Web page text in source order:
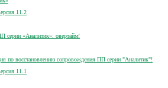
11.2
серии «Аналитик»: овертайм!
по восстановлению сопровождения ПП серии "Аналитик"!
11.1